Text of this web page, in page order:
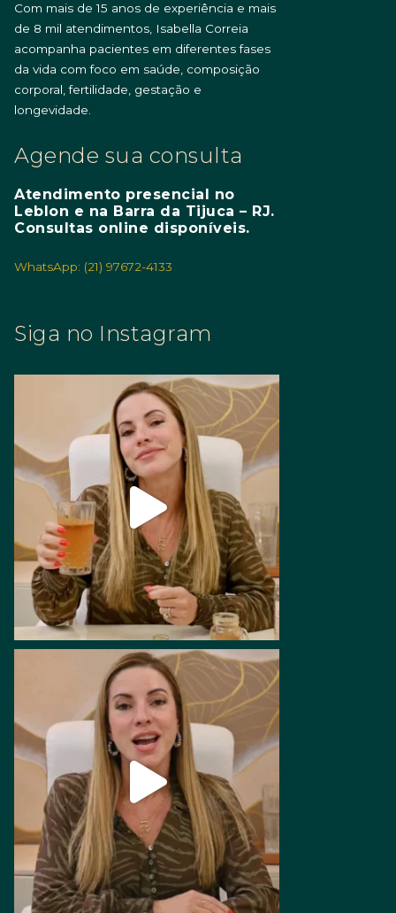
Com mais de 15 anos de experiência e mais
de 8 mil atendimentos, Isabella Correia
acompanha pacientes em diferentes fases
da vida com foco em saúde, composição
corporal, fertilidade, gestação e
longevidade.
Agende sua consulta
Atendimento presencial no
Leblon e na Barra da Tijuca – RJ.
Consultas online disponíveis.
WhatsApp: (21) 97672-4133
Siga no Instagram